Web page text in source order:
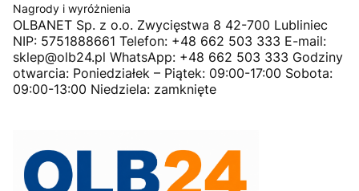
Nagrody i wyróżnienia
OLBANET Sp. z o.o. Zwycięstwa 8 42-700 Lubliniec
NIP: 5751888661 Telefon: +48 662 503 333 E-mail:
sklep@olb24.pl WhatsApp: +48 662 503 333 Godziny
otwarcia: Poniedziałek – Piątek: 09:00-17:00 Sobota:
09:00-13:00 Niedziela: zamknięte